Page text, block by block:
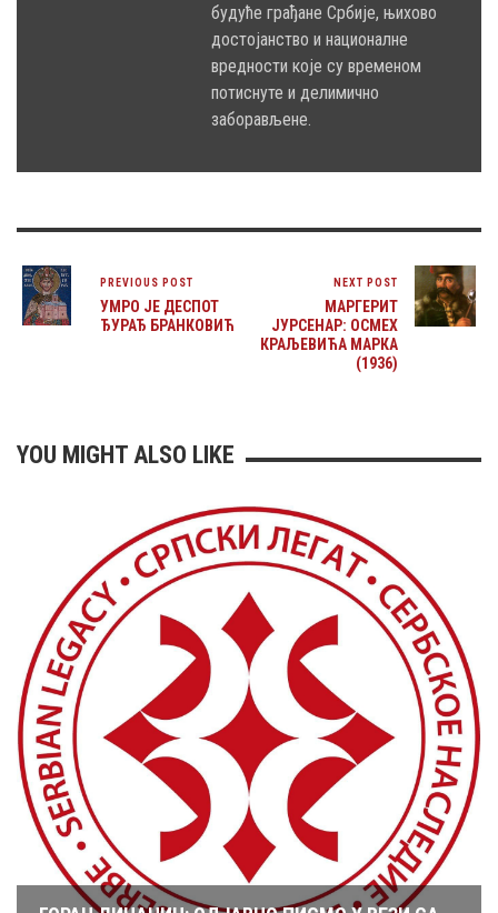
будуће грађане Србије, њихово
достојанство и националне
вредности које су временом
потиснуте и делимично
заборављене.
PREVIOUS POST
УМРО ЈЕ ДЕСПОТ
ЂУРАЂ БРАНКОВИЋ
NEXT POST
МАРГЕРИТ
ЈУРСЕНАР: ОСМЕХ
КРАЉЕВИЋА МАРКА
(1936)
YOU MIGHT ALSO LIKE